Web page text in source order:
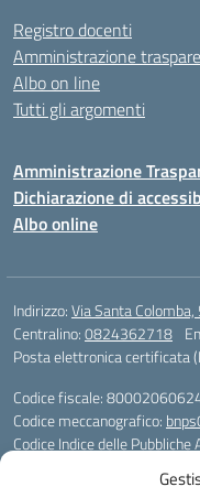
Registro docenti
Amministrazione
Albo on line
Tutti gli argomenti
Amministrazione
Dichiarazione di
Albo online
Indirizzo:Via Santa
Centralino:0824362718
Posta elettronica certificata
Codice fiscale:
Codice meccanografico:
Codice Indice delle